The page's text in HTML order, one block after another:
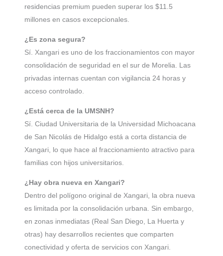
residencias premium pueden superar los $11.5
millones en casos excepcionales.
¿Es zona segura?
Sí. Xangari es uno de los fraccionamientos con mayor
consolidación de seguridad en el sur de Morelia. Las
privadas internas cuentan con vigilancia 24 horas y
acceso controlado.
¿Está cerca de la UMSNH?
Sí. Ciudad Universitaria de la Universidad Michoacana
de San Nicolás de Hidalgo está a corta distancia de
Xangari, lo que hace al fraccionamiento atractivo para
familias con hijos universitarios.
¿Hay obra nueva en Xangari?
Dentro del polígono original de Xangari, la obra nueva
es limitada por la consolidación urbana. Sin embargo,
en zonas inmediatas (Real San Diego, La Huerta y
otras) hay desarrollos recientes que comparten
conectividad y oferta de servicios con Xangari.